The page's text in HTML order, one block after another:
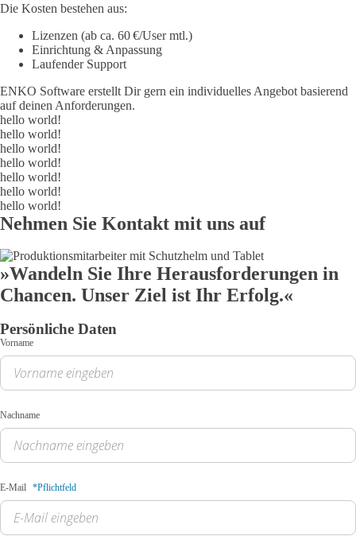
Die Kosten bestehen aus:
Lizenzen (ab ca. 60 €/User mtl.)
Einrichtung & Anpassung
Laufender Support
ENKO Software erstellt Dir gern ein individuelles Angebot basierend
auf deinen Anforderungen.
hello world!
hello world!
hello world!
hello world!
hello world!
hello world!
hello world!
Nehmen Sie Kontakt mit uns auf
»Wandeln Sie Ihre Herausforderungen in
Chancen. Unser Ziel ist Ihr Erfolg.«
Persönliche Daten
Vorname
Nachname
E-Mail *Pflichtfeld